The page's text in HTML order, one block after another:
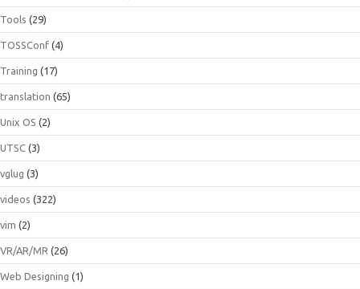
Tools (29)
TOSSConf (4)
Training (17)
translation (65)
Unix OS (2)
UTSC (3)
vglug (3)
videos (322)
vim (2)
VR/AR/MR (26)
Web Designing (1)